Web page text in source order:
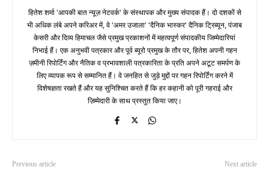
हितेश शर्मा 'आपकी बात न्यूज़ नेटवर्क' के संस्थापक और मुख्य संपादक हैं। दो दशकों से
भी अधिक लंबे अपने करिअर में, वे 'अमर उजाला' 'दैनिक भास्कर' दैनिक ट्रिब्यून, पंजाब
केसरी और दिव्य हिमाचल जैसे प्रमुख प्रकाशनों में महत्वपूर्ण संपादकीय जिम्मेदारियां
निभाई हैं। एक अनुभवी पत्रकार और पूर्व ब्यूरो प्रमुख के तौर पर, हितेश अपनी गहन
ज़मीनी रिपोर्टिंग और नैतिक व प्रभावशाली पत्रकारिता के प्रति अपने अटूट समर्पण के
लिए व्यापक रूप से सम्मानित हैं। वे जनहित से जुड़े मुद्दों पर गहन रिपोर्टिंग करने में
विशेषज्ञता रखते हैं और यह सुनिश्चित करते हैं कि हर कहानी को पूरी गहराई और
ज़िम्मेदारी के साथ प्रस्तुत किया जाए।
Previous article Next article